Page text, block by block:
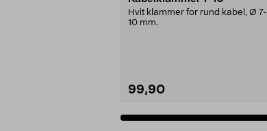
Hvit klammer for rund kabel, Ø 7-
10 mm.
99,90